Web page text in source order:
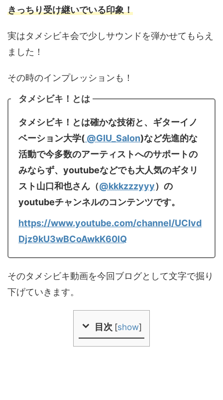
きっちり受け継いでいる印象！
実はタメシビキ会で少しサウンドを弾かせてもらえ
ました！
その時のインプレッションも！
タメシビキ！とは
タメシビキ！とは確かな技術と、ギターイノ
ベーション大学( @GIU_Salon)など先進的な
活動で今多数のアーティストへのサポートの
みならず、youtubeなどでも大人気のギタリ
スト山口和也さん（@kkkzzzyyy）の
youtubeチャンネルのコンテンツです。
https://www.youtube.com/channel/UCIvd
Djz9kU3wBCoAwkK60lQ
そのタメシビキ動画を今回ブログとして文字で掘り
下げていきます。
目次 [show]